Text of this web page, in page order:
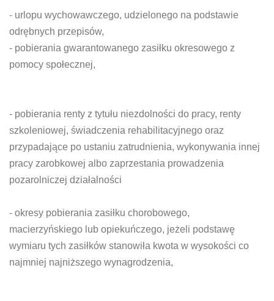
- urlopu wychowawczego, udzielonego na podstawie
odrębnych przepisów,
- pobierania gwarantowanego zasiłku okresowego z
pomocy społecznej,
- pobierania renty z tytułu niezdolności do pracy, renty
szkoleniowej, świadczenia rehabilitacyjnego oraz
przypadające po ustaniu zatrudnienia, wykonywania innej
pracy zarobkowej albo zaprzestania prowadzenia
pozarolniczej działalności
- okresy pobierania zasiłku chorobowego,
macierzyńskiego lub opiekuńczego, jeżeli podstawę
wymiaru tych zasiłków stanowiła kwota w wysokości co
najmniej najniższego wynagrodzenia,